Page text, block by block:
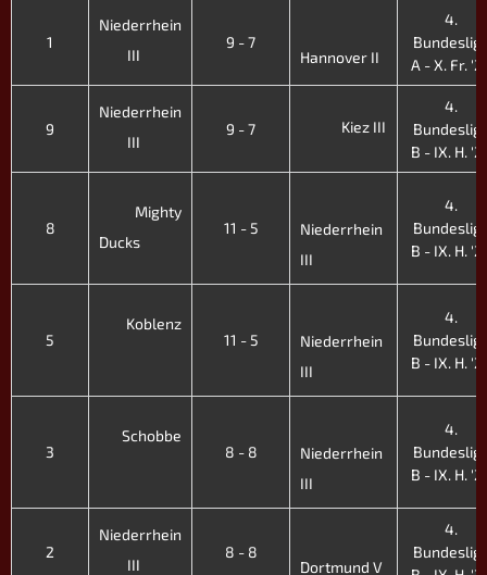
1
Niederrhein
III
9 - 7
Hannover II
4.
A - X. Fr.
9
Niederrhein
III
9 - 7 Kiez III
4.
B - IX. H.
8
Mighty
Ducks
11 - 5
Niederrhein
III
4.
B - IX. H.
5
Koblenz
11 - 5
Niederrhein
III
4.
B - IX. H.
3
Schobbe
8 - 8
Niederrhein
III
4.
B - IX. H.
2
Niederrhein
III
8 - 8
Dortmund V
4.